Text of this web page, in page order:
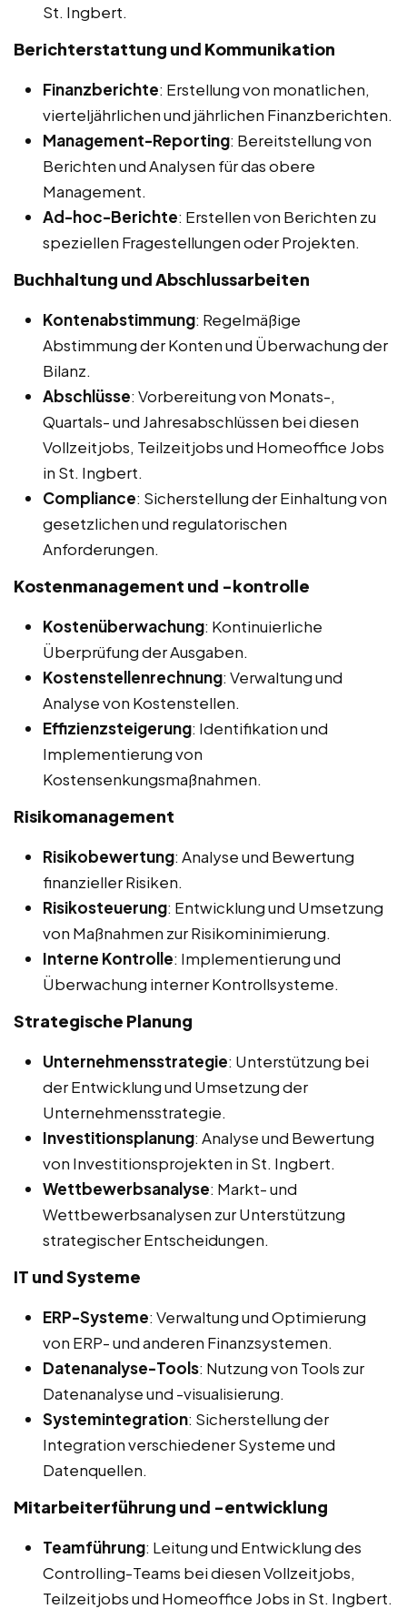
St. Ingbert.
Berichterstattung und Kommunikation
Finanzberichte: Erstellung von monatlichen,
vierteljährlichen und jährlichen Finanzberichten.
Management-Reporting: Bereitstellung von
Berichten und Analysen für das obere
Management.
Ad-hoc-Berichte: Erstellen von Berichten zu
speziellen Fragestellungen oder Projekten.
Buchhaltung und Abschlussarbeiten
Kontenabstimmung: Regelmäßige
Abstimmung der Konten und Überwachung der
Bilanz.
Abschlüsse: Vorbereitung von Monats-,
Quartals- und Jahresabschlüssen bei diesen
Vollzeitjobs, Teilzeitjobs und Homeoffice Jobs
in St. Ingbert.
Compliance: Sicherstellung der Einhaltung von
gesetzlichen und regulatorischen
Anforderungen.
Kostenmanagement und -kontrolle
Kostenüberwachung: Kontinuierliche
Überprüfung der Ausgaben.
Kostenstellenrechnung: Verwaltung und
Analyse von Kostenstellen.
Effizienzsteigerung: Identifikation und
Implementierung von
Kostensenkungsmaßnahmen.
Risikomanagement
Risikobewertung: Analyse und Bewertung
finanzieller Risiken.
Risikosteuerung: Entwicklung und Umsetzung
von Maßnahmen zur Risikominimierung.
Interne Kontrolle: Implementierung und
Überwachung interner Kontrollsysteme.
Strategische Planung
Unternehmensstrategie: Unterstützung bei
der Entwicklung und Umsetzung der
Unternehmensstrategie.
Investitionsplanung: Analyse und Bewertung
von Investitionsprojekten in St. Ingbert.
Wettbewerbsanalyse: Markt- und
Wettbewerbsanalysen zur Unterstützung
strategischer Entscheidungen.
IT und Systeme
ERP-Systeme: Verwaltung und Optimierung
von ERP- und anderen Finanzsystemen.
Datenanalyse-Tools: Nutzung von Tools zur
Datenanalyse und -visualisierung.
Systemintegration: Sicherstellung der
Integration verschiedener Systeme und
Datenquellen.
Mitarbeiterführung und -entwicklung
Teamführung: Leitung und Entwicklung des
Controlling-Teams bei diesen Vollzeitjobs,
Teilzeitjobs und Homeoffice Jobs in St. Ingbert.